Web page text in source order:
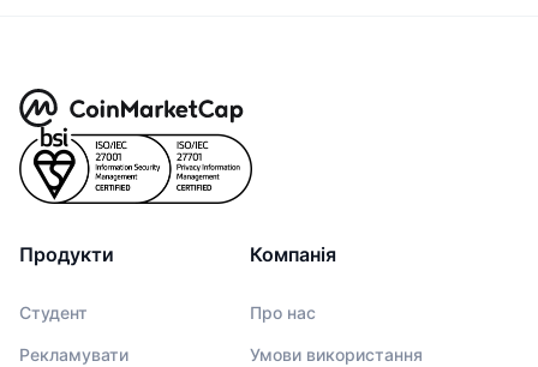
Продукти
Студент
Рекламувати
Компанія
Про нас
Умови використання